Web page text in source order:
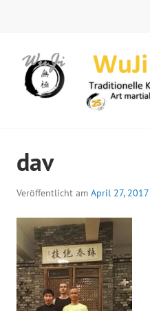
dav
Veröffentlicht am April 27, 2017